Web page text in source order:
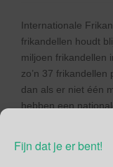
Fijn dat je er bent!
Internationale
frikandellen houdt
miljoen frikandellen
zo’n 37
dan als er niet één
hebben een